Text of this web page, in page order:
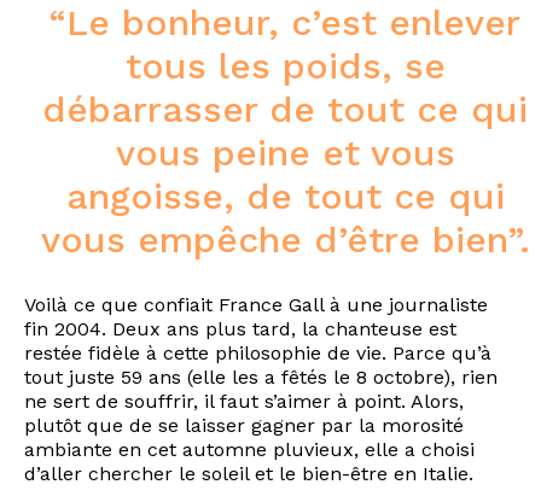
“Le bonheur, c’est enlever
tous les poids, se
débarrasser de tout ce qui
vous peine et vous
angoisse, de tout ce qui
vous empêche d’être bien”.
Voilà ce que confiait France Gall à une journaliste
fin 2004. Deux ans plus tard, la chanteuse est
restée fidèle à cette philosophie de vie. Parce qu’à
tout juste 59 ans (elle les a fêtés le 8 octobre), rien
ne sert de souffrir, il faut s’aimer à point. Alors,
plutôt que de se laisser gagner par la morosité
ambiante en cet automne pluvieux, elle a choisi
d’aller chercher le soleil et le bien-être en Italie.